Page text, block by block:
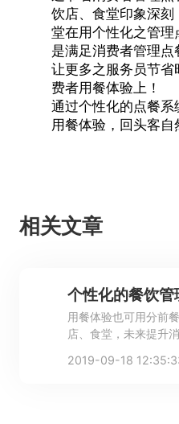
饮店、食堂印象深
堂在用个性化之管
是满足消费者管理点
让更多之服务员节
费者用餐体验上！
通过个性化的点餐
用餐体验 ，回头客自
相关文章
个性化的餐饮
用餐体验也可用分前
店、食堂，未来提升
验。
2019-09-18